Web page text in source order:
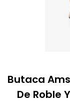
Butaca
De Roble
Correo
Mensaje